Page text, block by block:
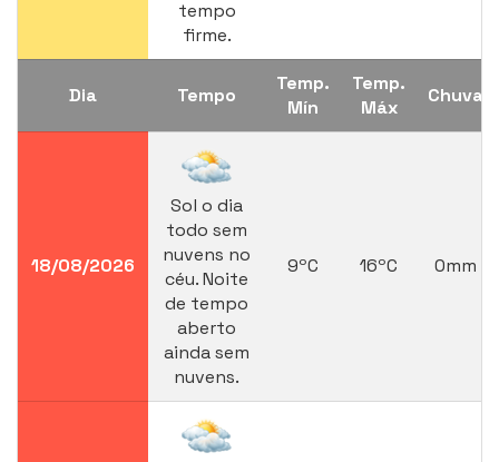
tempo
firme.
Dia Tempo
Temp.
Mín
Temp.
Máx
Chuva
18/08/2026
Sol o dia
todo sem
nuvens no
céu. Noite
de tempo
aberto
ainda sem
nuvens.
9ºC 16ºC 0mm